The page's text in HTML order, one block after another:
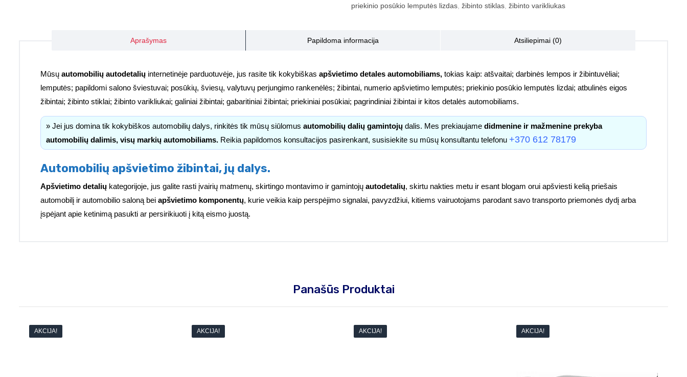
priekinio posūkio lemputės lizdas žibinto stiklas žibinto varikliukas
Aprašymas Papildoma informacija Atsiliepimai (0)
Mūsų automobilių autodetalių internetinėje parduotuvėje, jus rasite tik kokybiškas apšvietimo detales automobiliams, tokias kaip: atšvaitai; darbinės lempos ir žibintuvėliai;
lemputės; papildomi salono šviestuvai; posūkių, šviesų, valytuvų perjungimo rankenėlės; žibintai, numerio apšvietimo lemputės; priekinio posūkio lemputės lizdai; atbulinės eigos
žibintai; žibinto stiklai; žibinto varikliukai; galiniai žibintai; gabaritiniai žibintai; priekiniai posūkiai; pagrindiniai žibintai ir kitos detalės automobiliams.
» Jei jus domina tik kokybiškos automobilių dalys, rinkitės tik mūsų siūlomus automobilių dalių gamintojų dalis. Mes prekiaujame didmenine ir mažmenine prekyba
automobilių dalimis, visų markių automobiliams. Reikia papildomos konsultacijos pasirenkant, susisiekite su mūsų konsultantu telefonu +370 612 78179
Automobilių apšvietimo žibintai, jų dalys.
Apšvietimo detalių kategorijoje, jus galite rasti įvairių matmenų, skirtingo montavimo ir gamintojų autodetalių, skirtu nakties metu ir esant blogam orui apšviesti kelią priešais
automobilį ir automobilio saloną bei apšvietimo komponentų, kurie veikia kaip perspėjimo signalai, pavyzdžiui, kitiems vairuotojams parodant savo transporto priemonės dydį arba
įspėjant apie ketinimą pasukti ar persirikiuoti į kitą eismo juostą.
Panašūs Produktai
AKCIJA! AKCIJA! AKCIJA! AKCIJA!